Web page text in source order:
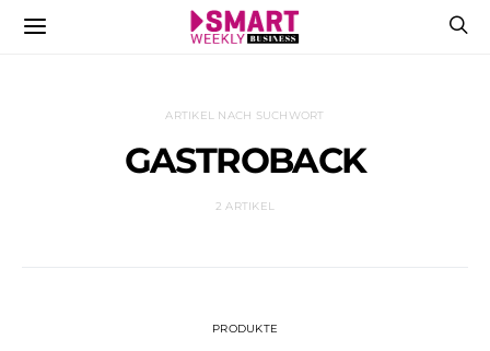
ARTIKEL NACH SUCHWORT
GASTROBACK
2 ARTIKEL
PRODUKTE